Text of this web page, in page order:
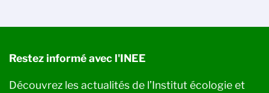
Restez informé avec l'INEE
Découvrez les actualités de l’Institut écologie et